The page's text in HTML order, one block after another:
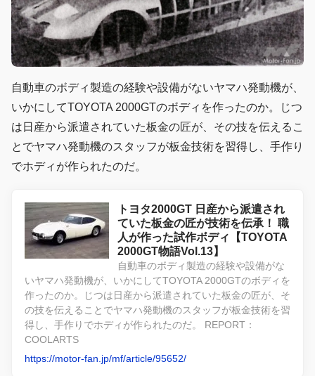
自動車のボディ製造の経験や設備がないヤマハ発動機が、
いかにしてTOYOTA 2000GTのボディを作ったのか。じつ
は日産から派遣されていた板金の匠が、その技を伝えるこ
とでヤマハ発動機のスタッフが板金技術を習得し、手作り
でホディが作られたのだ。
トヨタ2000GT 日産から派遣され
ていた板金の匠が技術を伝承！ 職
人が作った試作ボディ【TOYOTA
2000GT物語Vol.13】
自動車のボディ製造の経験や設備がな
いヤマハ発動機が、いかにしてTOYOTA 2000GTのボディを
作ったのか。じつは日産から派遣されていた板金の匠が、そ
の技を伝えることでヤマハ発動機のスタッフが板金技術を習
得し、手作りでホディが作られたのだ。 REPORT：
COOLARTS
https://motor-fan.jp/mf/article/95652/